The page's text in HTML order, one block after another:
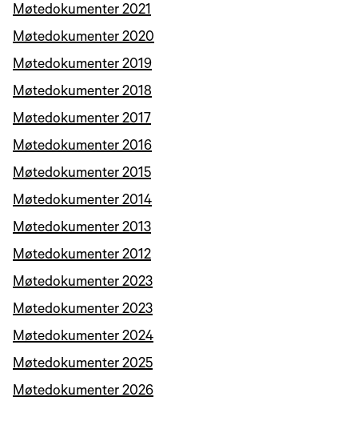
Møtedokumenter 2021
Møtedokumenter 2020
Møtedokumenter 2019
Møtedokumenter 2018
Møtedokumenter 2017
Møtedokumenter 2016
Møtedokumenter 2015
Møtedokumenter 2014
Møtedokumenter 2013
Møtedokumenter 2012
Møtedokumenter 2023
Møtedokumenter 2023
Møtedokumenter 2024
Møtedokumenter 2025
Møtedokumenter 2026